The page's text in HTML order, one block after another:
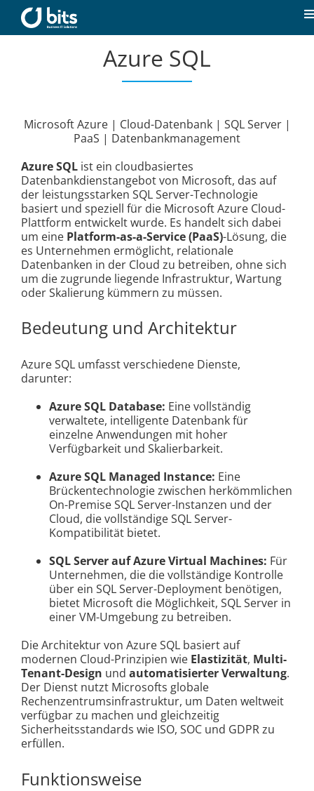
Inhalt
springen
Unsere Kompetenzen
Karriere
Über uns
Kontakt
Azure SQL
Microsoft Azure | Cloud-Datenbank | SQL Server |
PaaS | Datenbankmanagement
Azure SQList ein cloudbasiertes
Datenbankdienstangebot von Microsoft, das auf
der leistungsstarken SQL Server-Technologie
basiert und speziell für die Microsoft Azure Cloud-
Plattform entwickelt wurde. Es handelt sich dabei
um eine Platform-as-a-Service (PaaS)-Lösung, die
es Unternehmen ermöglicht, relationale
Datenbanken in der Cloud zu betreiben, ohne sich
um die zugrunde liegende Infrastruktur, Wartung
oder Skalierung kümmern zu müssen.
Bedeutung und Architektur
Azure SQL umfasst verschiedene Dienste,
darunter:
Azure SQL Database: Eine vollständig
verwaltete, intelligente Datenbank für
einzelne Anwendungen mit hoher
Verfügbarkeit und Skalierbarkeit.
Azure SQL Managed Instance: Eine
Brückentechnologie zwischen herkömmlichen
On-Premise SQL Server-Instanzen und der
Cloud, die vollständige SQL Server-
Kompatibilität bietet.
SQL Server auf Azure Virtual Machines: Für
Unternehmen, die die vollständige Kontrolle
über ein SQL Server-Deployment benötigen,
bietet Microsoft die Möglichkeit, SQL Server in
einer VM-Umgebung zu betreiben.
Die Architektur von Azure SQL basiert auf
modernen Cloud-Prinzipien wie Elastizität, Multi-
Tenant-Design und automatisierter Verwaltung.
Der Dienst nutzt Microsofts globale
Rechenzentrumsinfrastruktur, um Daten weltweit
verfügbar zu machen und gleichzeitig
Sicherheitsstandards wie ISO, SOC und GDPR zu
erfüllen.
Funktionsweise